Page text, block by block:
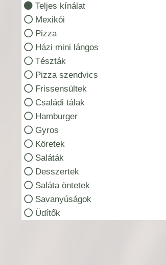
Teljes kínálat
Mexikói
Pizza
Házi mini lángos
Tészták
Pizza szendvics
Frissensültek
Családi tálak
Hamburger
Gyros
Köretek
Saláták
Desszertek
Saláta öntetek
Savanyúságok
Üdítők